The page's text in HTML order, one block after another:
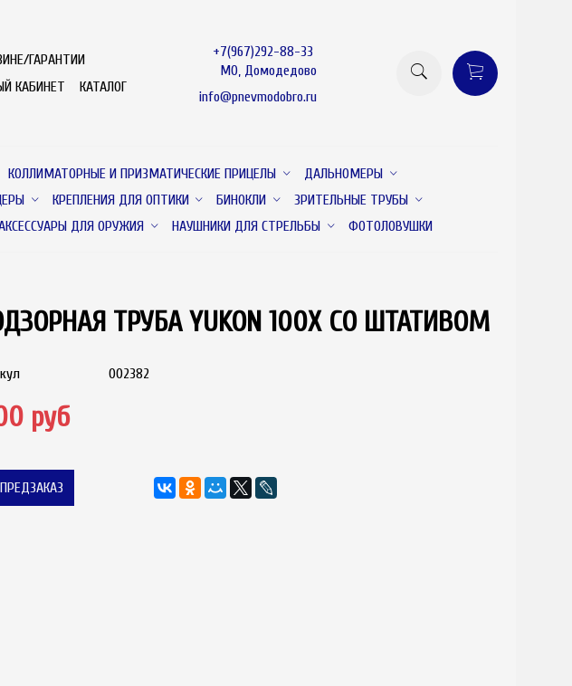
ГАРАНТИИ
КАБИНЕТ КАТАЛОГ
+7(967)292-88-33
МО, Домодедово
info@pnevmodobro.ru
КОЛЛИМАТОРНЫЕ И ПРИЗМАТИЧЕСКИЕ ПРИЦЕЛЫ
ДАЛЬНОМЕРЫ
КРЕПЛЕНИЯ ДЛЯ ОПТИКИ БИНОКЛИ
ЗРИТЕЛЬНЫЕ ТРУБЫ
ДЛЯ ОРУЖИЯ НАУШНИКИ ДЛЯ СТРЕЛЬБЫ ФОТОЛОВУШКИ
товар отсутствует
ТРУБА YUKON 100X СО ШТАТИВОМ
002382
руб
ПРЕДЗАКАЗ